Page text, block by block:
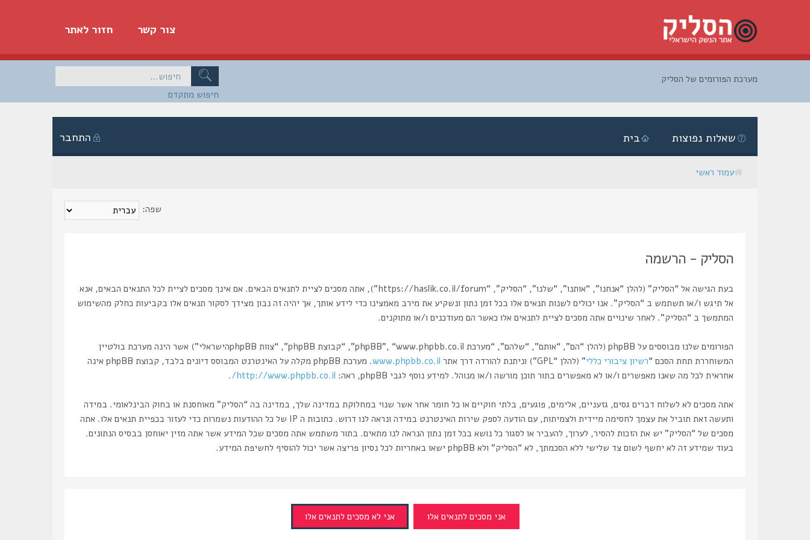
חזור לאתר צור קשר
חיפוש מתקדם
מערכת הפורומים של הסליק
התחבר בית שאלות נפוצות
עמוד ראשי
שפה:
הסליק - הרשמה
בעת הגישה אל “הסליק” (להלן “אנחנו”, “אותנו”, “שלנו”, “הסליק”, “https://haslik.co.il/forum”), אתה מסכים לציית לתנאים הבאים. אם אינך מסכים לציית לכל התנאים הבאים, אנא
אל תיגש ו/או תשתמש ב “הסליק”. אנו יכולים לשנות תנאים אלו בכל זמן נתון ונשקיע את מירב מאמצינו כדי לידע אותך, אך יהיה זה נבון מצידך לסקור תנאים אלו בקביעות כחלק מהשימוש
המתמשך ב “הסליק”. לאחר שינויים אתה מסכים לציית לתנאים אלו כאשר הם מעודכנים ו/או מתוקנים.
הפורומים שלנו מבוססים על phpBB (להלן “הם”, “אותם”, “שלהם”, “מערכת phpBB”, “www.phpbb.co.il”, “קבוצת phpBB”, “צוות phpBBהישראלי”) אשר הינה מערכת בולטיין
המשוחררת תחת הסכם “רשיון ציבורי כללי” (להלן “GPL”) וניתנת להורדה דרך אתר www.phpbb.co.il
. מערכת phpBB מקלה על האינטרנט המבוסס דיונים בלבד, קבוצת phpBB אינה
אחראית לכל מה שאנו מאפשרים ו/או לא מאפשרים בתור תוכן מורשה ו/או מנוהל. למידע נוסף לגבי phpBB, ראה:
http://www.phpbb.co.il/
.
אתה מסכים לא לשלוח דברים גסים, גזעניים, אלימים, פוגעים, בלתי חוקיים או כל חומר אחר אשר שנוי במחלוקת במדינה שלך, במדינה בה “הסליק” מאוחסנת או בחוק הבינלאומי. במידה
ותעשה זאת תוביל את עצמך לחסימה מיידית ולצמיתות, עם הודעה לספק שירות האינטרנט במידה ונראה לנו דרוש. כתובות ה IP של כל ההודעות נשמרות כדי לעזור בכפיית תנאים אלו. אתה
מסכים של “הסליק” יש את הזכות להסיר, לערוך, להעביר או לסגור כל נושא בכל זמן נתון הנראה לנו מתאים. בתור משתמש אתה מסכים שכל המידע אשר אתה מזין יאוחסן בבסיס הנתונים.
בעוד שמידע זה לא יחשף לשום צד שלישי ללא הסכמתך, לא “הסליק” ולא phpBB ישאו באחריות לכל נסיון פריצה אשר יכול להוסיף לחשיפת המידע.